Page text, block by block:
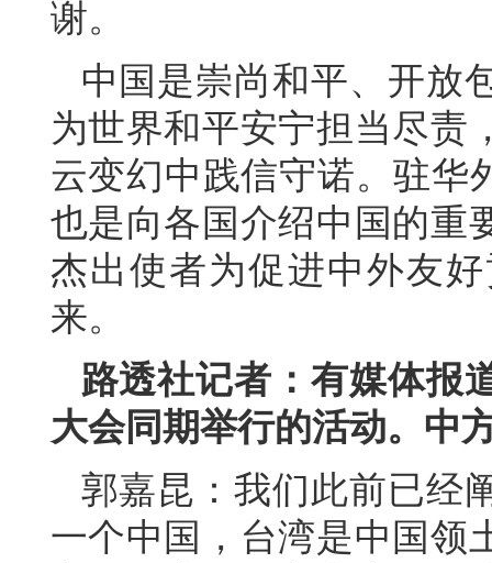
谢。
中国是崇尚和平、开放
为世界和平安宁担当尽责
云变幻中践信守诺。驻华
也是向各国介绍中国的重
杰出使者为促进中外友
来。
路透社记者：有媒体报
大会同期举行的活动。中
郭嘉昆：我们此前已经
一个中国，台湾是中国领